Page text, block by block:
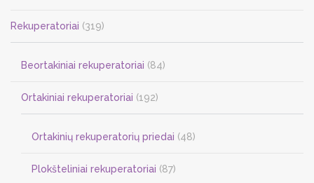
Rekuperatoriai (319)
Beortakiniai rekuperatoriai (84)
Ortakiniai rekuperatoriai (192)
Ortakinių rekuperatorių priedai (48)
Plokšteliniai rekuperatoriai (87)